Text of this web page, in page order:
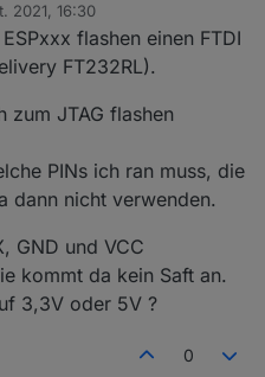
2021, 16:30
flashen einen FTDI
FT232RL).
zum JTAG flashen
PINs ich ran muss, die
dann nicht verwenden.
GND und VCC
kommt da kein Saft an.
3,3V oder 5V ?
0